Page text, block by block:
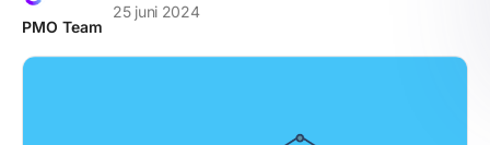
PMO Team
25 juni 2024